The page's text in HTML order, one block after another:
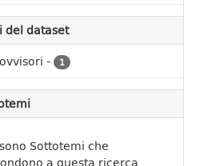
del dataset
- 1
Sottotemi che
a questa ricerca